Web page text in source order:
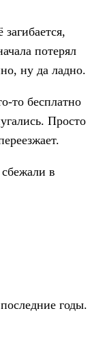
потерял
ну да ладно.
то бесплатно
Просто
в
годы.